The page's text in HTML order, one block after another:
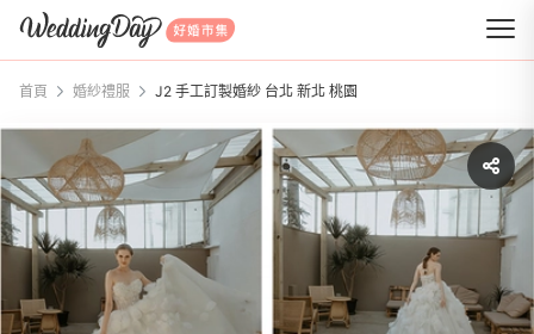
WeddingDay 好婚市集
首頁 婚紗禮服 J2 手工訂製婚紗 台北 新北 桃園